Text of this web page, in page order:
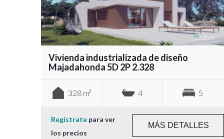
Vivienda industrializada de diseño
Majadahonda 5D 2P 2.328
328 m² 4 5
Regístrate para ver
los precios
MÁS DETALLES